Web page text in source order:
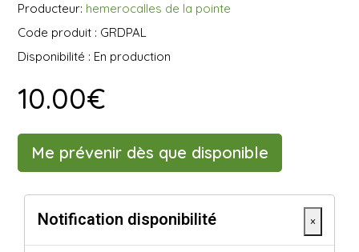
Producteur: hemerocalles de la pointe
Code produit : GRDPAL
Disponibilité : En production
10.00€
Me prévenir dès que disponible
Notification disponibilité ×